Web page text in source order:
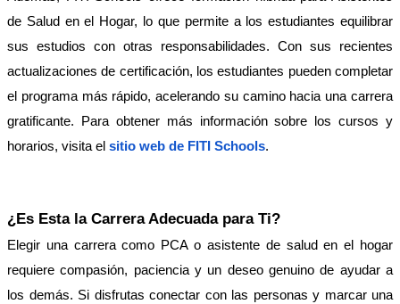
de Salud en el Hogar, lo que permite a los estudiantes equilibrar
sus estudios con otras responsabilidades. Con sus recientes
actualizaciones de certificación, los estudiantes pueden completar
el programa más rápido, acelerando su camino hacia una carrera
gratificante. Para obtener más información sobre los cursos y
horarios, visita el sitio web de FITI Schools.
¿Es Esta la Carrera Adecuada para Ti?
Elegir una carrera como PCA o asistente de salud en el hogar
requiere compasión, paciencia y un deseo genuino de ayudar a
los demás. Si disfrutas conectar con las personas y marcar una